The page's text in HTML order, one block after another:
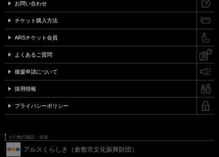
お問い合わせ
チケット購入方法
ARSチケット会員
よくあるご質問
後援申請について
採用情報
プライバシーポリシー
その他の施設・会場
アルスくらしき（倉敷市文化振興財団）